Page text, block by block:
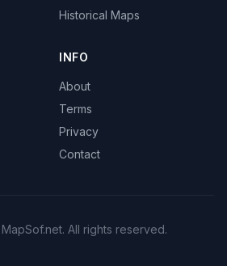
Historical Maps
INFO
About
Terms
Privacy
Contact
All rights reserved.